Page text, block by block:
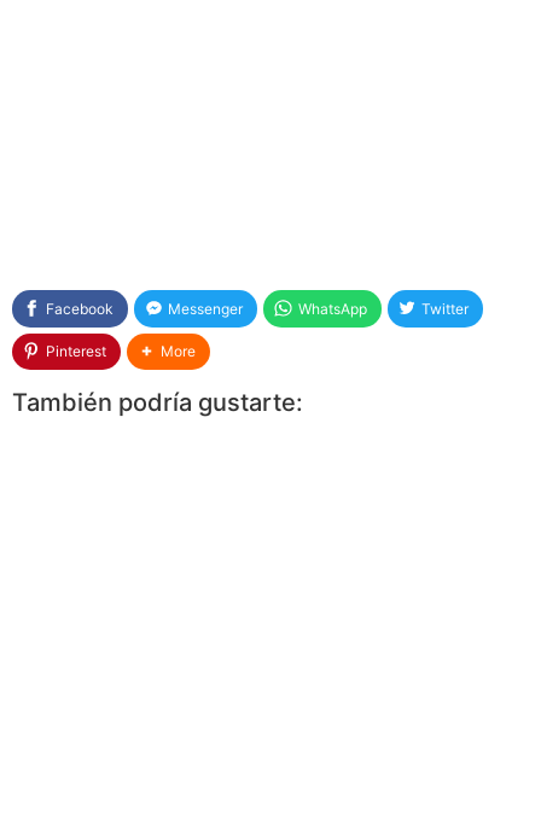
Facebook Messenger WhatsApp Twitter
Pinterest More
También podría gustarte: